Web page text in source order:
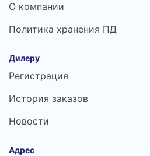
О компании
Политика хранения ПД
Дилеру
Регистрация
История заказов
Новости
Адрес